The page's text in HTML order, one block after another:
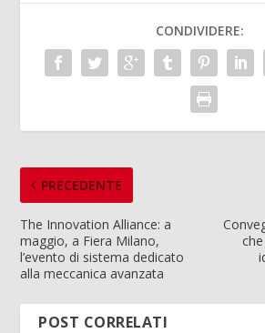
CONDIVIDERE:
PRECEDENTE
The Innovation Alliance: a
maggio, a Fiera Milano,
l’evento di sistema dedicato
alla meccanica avanzata
POST CORRELATI